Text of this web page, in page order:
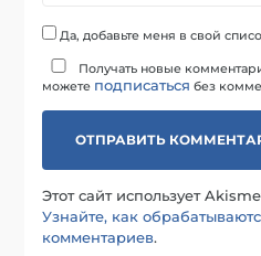
Да, добавьте меня в свой
Получать новые
можете подписаться без
Этот сайт использует
Узнайте, как
комментариев.